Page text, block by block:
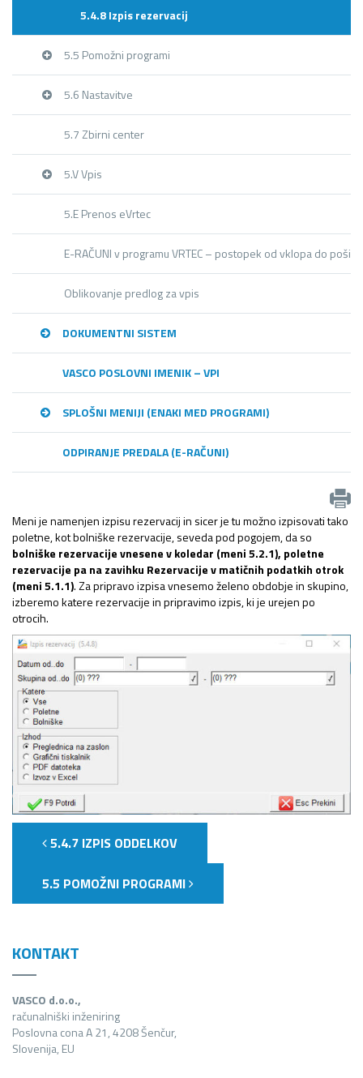
5.4.8 Izpis rezervacij
5.5 Pomožni programi
5.6 Nastavitve
5.7 Zbirni center
5.V Vpis
5.E Prenos eVrtec
E-RAČUNI v programu VRTEC – postopek od vklopa do
Oblikovanje predlog za vpis
DOKUMENTNI SISTEM
VASCO POSLOVNI IMENIK – VPI
SPLOŠNI MENIJI (ENAKI MED PROGRAMI)
ODPIRANJE PREDALA (E-RAČUNI)
Meni je namenjen izpisu rezervacij in sicer je tu možno izpisovati tako
poletne, kot bolniške rezervacije, seveda pod pogojem, da so
bolniške rezervacije vnesene v koledar (meni 5.2.1), poletne
rezervacije pa na zavihku Rezervacije v matičnih podatkih otrok
(meni 5.1.1). Za pripravo izpisa vnesemo želeno obdobje in skupino,
izberemo katere rezervacije in pripravimo izpis, ki je urejen po
otrocih.
5.4.7 IZPIS ODDELKOV
5.5 POMOŽNI PROGRAMI
KONTAKT
VASCO d.o.o.,
računalniški inženiring
Poslovna cona A 21, 4208 Šenčur,
Slovenija, EU